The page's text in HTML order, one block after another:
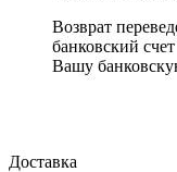
Возврат
банковский
Вашу
Доставка